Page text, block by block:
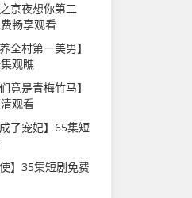
京夜想你第二
畅享观看
全村第一美男】
观瞧
竟是青梅竹马】
观看
了宠妃】65集短
】35集短剧免费